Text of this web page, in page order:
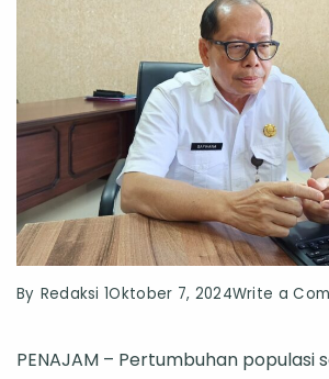
By Redaksi 1Oktober 7, 2024Write a
PENAJAM – Pertumbuhan populasi